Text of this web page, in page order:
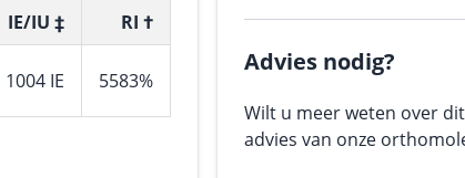
IE/IU ‡
RI †
1004 IE 5583%
Advies nodig?
Wilt u meer weten over
advies van onze